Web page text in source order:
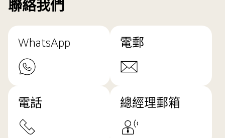
聯絡我們
WhatsApp 電郵
電話 總經理郵箱